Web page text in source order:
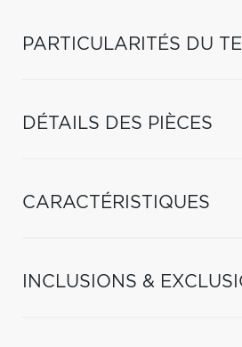
PARTICULARITÉS DU
DÉTAILS DES PIÈCES
CARACTÉRISTIQUES
INCLUSIONS &